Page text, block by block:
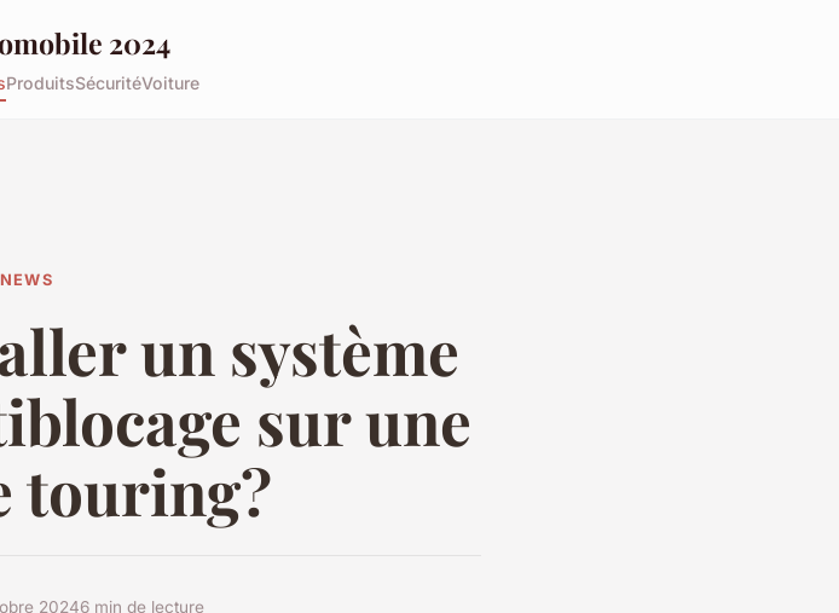
2024
ProduitsSécuritéVoiture
NEWS
un système
sur une
touring?
20246 min de lecture